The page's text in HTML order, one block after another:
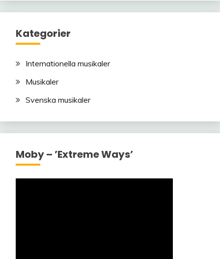
Kategorier
Internationella musikaler
Musikaler
Svenska musikaler
Moby – ’Extreme Ways’